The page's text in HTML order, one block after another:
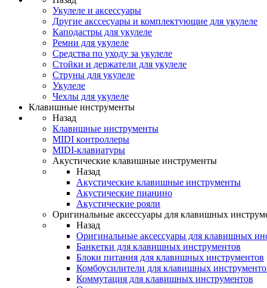
Укулеле и аксессуары
Другие акссесуары и комплектующие для укулеле
Каподастры для укулеле
Ремни для укулеле
Средства по уходу за укулеле
Стойки и держатели для укулеле
Струны для укулеле
Укулеле
Чехлы для укулеле
Клавишные инструменты
Назад
Клавишные инструменты
MIDI контроллеры
MIDI-клавиатуры
Акустические клавишные инструменты
Назад
Акустические клавишные инструменты
Акустические пианино
Акустические рояли
Оригинальные аксессуары для клавишных
Назад
Оригинальные аксессуары для клавишных
Банкетки для клавишных инструментов
Блоки питания для клавишных инструментов
Комбоусилители для клавишных
Коммутация для клавишных инструментов